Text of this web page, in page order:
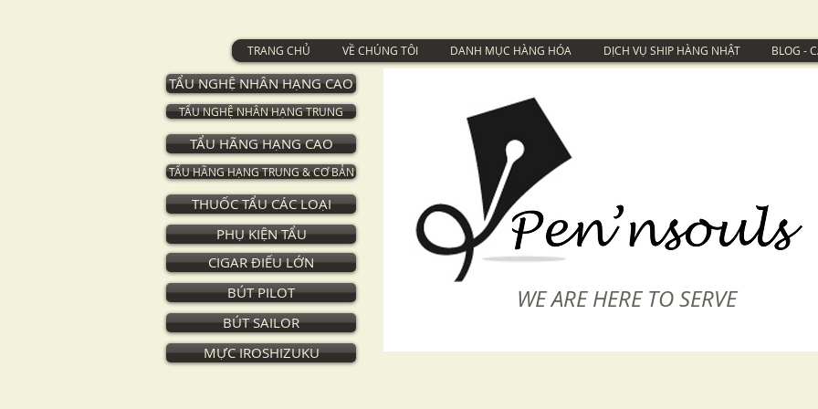
TRANG CHỦ VỀ CHÚNG TÔI DANH MỤC HÀNG HÓA DỊCH VỤ SHIP HÀNG NHẬT BLOG -
TẨU NGHỆ NHÂN HẠNG CAO
TẨU NGHỆ NHÂN HẠNG TRUNG
TẨU HÃNG HẠNG CAO
TẨU HÃNG HẠNG TRUNG & CƠ BẢN
THUỐC TẨU CÁC LOẠI
PHỤ KIỆN TẨU
CIGAR ĐIẾU LỚN
BÚT PILOT
BÚT SAILOR
MỰC IROSHIZUKU
WE ARE HERE TO SERVE